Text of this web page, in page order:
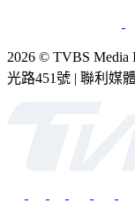
2026 © TVBS Media
光路451號 | 聯利媒